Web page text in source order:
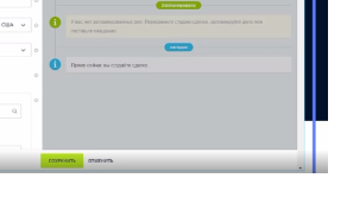
Смотреть проект